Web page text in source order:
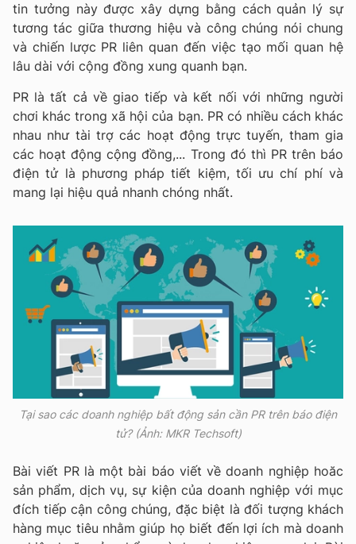
tin tưởng này được xây dựng bằng cách quản lý sự
tương tác giữa thương hiệu và công chúng nói chung
và chiến lược PR liên quan đến việc tạo mối quan hệ
lâu dài với cộng đồng xung quanh bạn.
PR là tất cả về giao tiếp và kết nối với những người
chơi khác trong xã hội của bạn. PR có nhiều cách khác
nhau như tài trợ các hoạt động trực tuyến, tham gia
các hoạt động cộng đồng,... Trong đó thì PR trên báo
điện tử là phương pháp tiết kiệm, tối ưu chí phí và
mang lại hiệu quả nhanh chóng nhất.
Tại sao các doanh nghiệp bất động sản cần PR trên báo điện
tử? (Ảnh: MKR Techsoft)
Bài viết PR là một bài báo viết về doanh nghiệp hoăc
sản phẩm, dịch vụ, sự kiện của doanh nghiệp với mục
đích tiếp cận công chúng, đặc biệt là đối tượng khách
hàng mục tiêu nhằm giúp họ biết đến lợi ích mà doanh